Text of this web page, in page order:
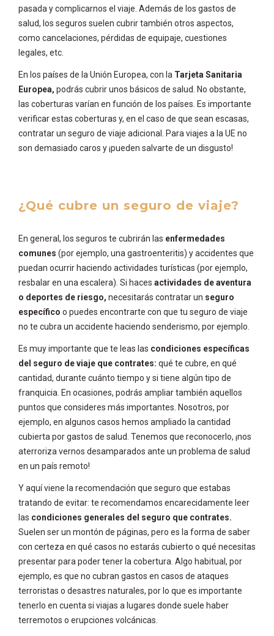
pasada y complicarnos el viaje. Además de los gastos de
salud, los seguros suelen cubrir también otros aspectos,
como cancelaciones, pérdidas de equipaje, cuestiones
legales, etc.
En los países de la Unión Europea, con la Tarjeta Sanitaria
Europea, podrás cubrir unos básicos de salud. No obstante,
las coberturas varían en función de los países. Es importante
verificar estas coberturas y, en el caso de que sean escasas,
contratar un seguro de viaje adicional. Para viajes a la UE no
son demasiado caros y ¡pueden salvarte de un disgusto!
¿Qué cubre un seguro de viaje?
En general, los seguros te cubrirán las enfermedades
comunes (por ejemplo, una gastroenteritis) y accidentes que
puedan ocurrir haciendo actividades turísticas (por ejemplo,
resbalar en una escalera). Si haces actividades de aventura
o deportes de riesgo, necesitarás contratar un seguro
específico o puedes encontrarte con que tu seguro de viaje
no te cubra un accidente haciendo senderismo, por ejemplo.
Es muy importante que te leas las condiciones específicas
del seguro de viaje que contrates: qué te cubre, en qué
cantidad, durante cuánto tiempo y si tiene algún tipo de
franquicia. En ocasiones, podrás ampliar también aquellos
puntos que consideres más importantes. Nosotros, por
ejemplo, en algunos casos hemos ampliado la cantidad
cubierta por gastos de salud. Tenemos que reconocerlo, ¡nos
aterroriza vernos desamparados ante un problema de salud
en un país remoto!
Y aquí viene la recomendación que seguro que estabas
tratando de evitar: te recomendamos encarecidamente leer
las condiciones generales del seguro que contrates.
Suelen ser un montón de páginas, pero es la forma de saber
con certeza en qué casos no estarás cubierto o qué necesitas
presentar para poder tener la cobertura. Algo habitual, por
ejemplo, es que no cubran gastos en casos de ataques
terroristas o desastres naturales, por lo que es importante
tenerlo en cuenta si viajas a lugares donde suele haber
terremotos o erupciones volcánicas.